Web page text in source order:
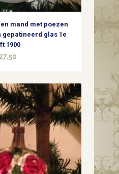
mand met poezen
gepatineerd glas 1e
1900
27,50